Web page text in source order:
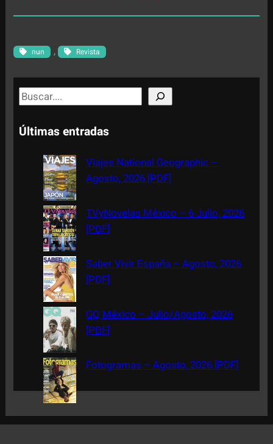
nun , Revista
S
e
a
Últimas entradas
Viajes National Geographic –
Agosto, 2026 [PDF]
TVyNovelas México – 6 Julio, 2026
[PDF]
Saber Vivir España – Agosto, 2026
[PDF]
GQ México – Julio/Agosto, 2026
[PDF]
Fotogramas – Agosto, 2026 [PDF]